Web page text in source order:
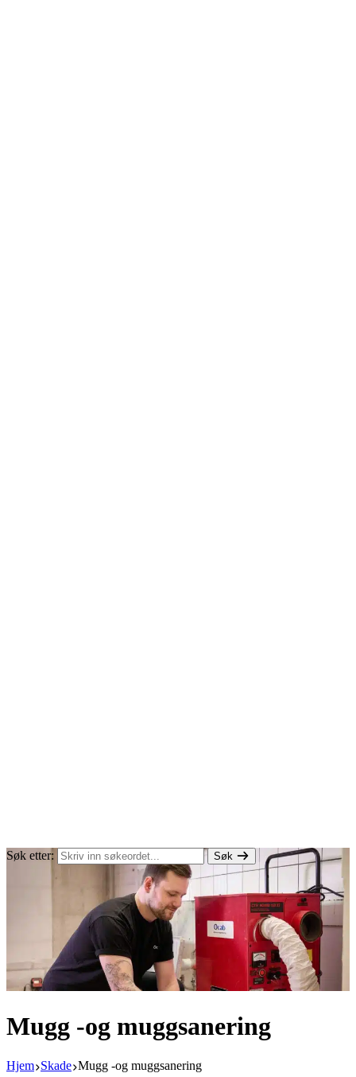
Søk etter: Søk
Mugg -og muggsanering
Hjem Skade Mugg -og muggsanering